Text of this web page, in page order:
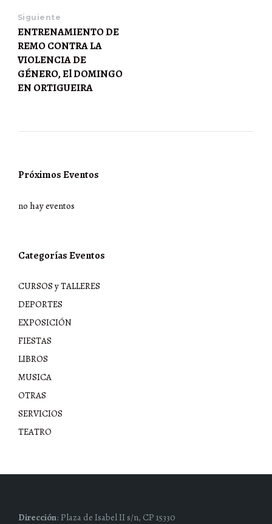
Siguiente
ENTRENAMIENTO DE
REMO CONTRA LA
VIOLENCIA DE
GÉNERO, El DOMINGO
EN ORTIGUEIRA
Próximos Eventos
no hay eventos
Categorías Eventos
CURSOS y TALLERES
DEPORTES
EXPOSICIÓN
FIESTAS
LIBROS
MUSICA
OTRAS
SERVICIOS
TEATRO
Dirección: Plaza de Isabel II s/n, CP 15330